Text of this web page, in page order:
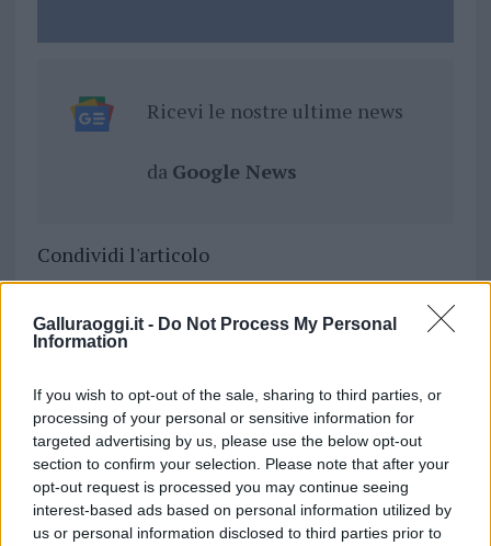
Galluraoggi.it - Do Not Process My Personal
Information
If you wish to opt-out of the sale, sharing to third parties, or
processing of your personal or sensitive information for
targeted advertising by us, please use the below opt-out
section to confirm your selection. Please note that after your
opt-out request is processed you may continue seeing
interest-based ads based on personal information utilized by
us or personal information disclosed to third parties prior to
Ricevi le nostre ultime news
da Google News
Condividi l'articolo
a
b
o
o
k
T
w
te
r
Pi
n
re
st
W
h
s
A
p
p
h
re
Prossimo articolo
NOTIZIE RECENTI